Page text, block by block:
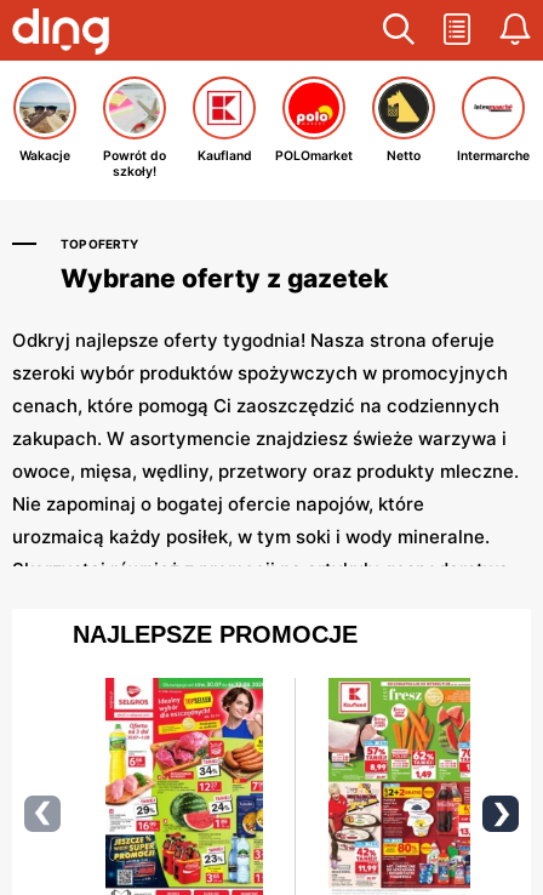
Wakacje
Powrót do
szkoły!
Kaufland POLOmarket Netto Intermarche
TOP OFERTY
Wybrane oferty z gazetek
Odkryj najlepsze oferty tygodnia! Nasza strona oferuje
szeroki wybór produktów spożywczych w promocyjnych
cenach, które pomogą Ci zaoszczędzić na codziennych
zakupach. W asortymencie znajdziesz świeże warzywa i
owoce, mięsa, wędliny, przetwory oraz produkty mleczne.
Nie zapominaj o bogatej ofercie napojów, które
urozmaicą każdy posiłek, w tym soki i wody mineralne.
Skorzystaj również z promocji na artykuły gospodarstwa
Nasza oferta obejmuje także kosmetyki i środki
Dostępne są również produkty dla dzieci, które zapewnią
im bezpieczeństwo i komfort. Warto sprawdzić również
nasz wybór elektroniki użytkowej, w tym sprzęt AGD i
RTV, który ułatwi codzienne obowiązki i rozrywkę. Każda
oferta została starannie wyselekcjonowana, aby